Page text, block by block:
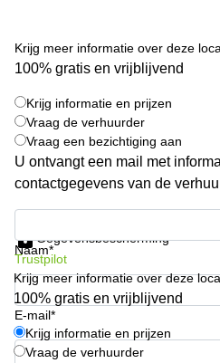
Den
Haag
space
Breda
Coworking
Arnhem
Coworking
space
Hilversum
Coworking
space
Zwolle
Krijg meer informatie over deze
100% gratis en vrijblijvend
Krijg informatie en prijzen
Vraag de verhuurder
Vraag een bezichtiging aan
U ontvangt een mail met
contactgegevens van de
Naam*
E-mail*
Gegevensbescherming
Trustpilot
Krijg meer informatie over deze
100% gratis en vrijblijvend
Krijg informatie en prijzen
Vraag de verhuurder